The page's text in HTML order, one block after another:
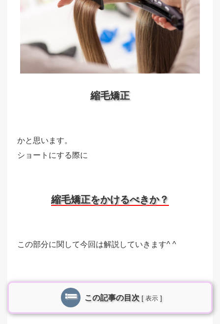
縮毛矯正
かと思います。
ショートにする際に
縮毛矯正をかけるべきか？
この部分に関して今回は解説していきます^ ^
この記事の目次 [ 表示 ]